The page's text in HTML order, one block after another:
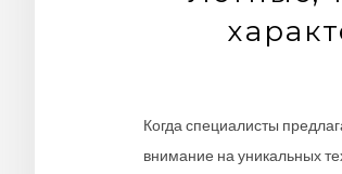
Когда специалисты
внимание на уникальных